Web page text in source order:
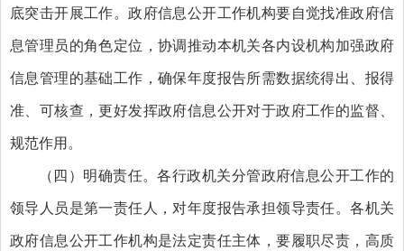
底突击开展工作。政府信息公开工作机构要自觉找准政府信
息管理员的角色定位，协调推动本机关各内设机构加强政府
信息管理的基础工作，确保年度报告所需数据统得出、报得
准、可核查，更好发挥政府信息公开对于政府工作的监督、
规范作用。
（四）明确责任。各行政机关分管政府信息公开工作的
领导人员是第一责任人，对年度报告承担领导责任。各机关
政府信息公开工作机构是法定责任主体，要履职尽责，高质